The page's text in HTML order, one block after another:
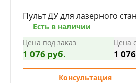
Пульт ДУ для лазерного
Есть в наличии
Цена под заказ
1 076 руб.
Цена
1
Консультация